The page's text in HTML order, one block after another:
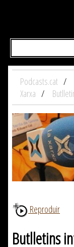
Podcasts.cat
Xarxa
Reproduir
Butlletins